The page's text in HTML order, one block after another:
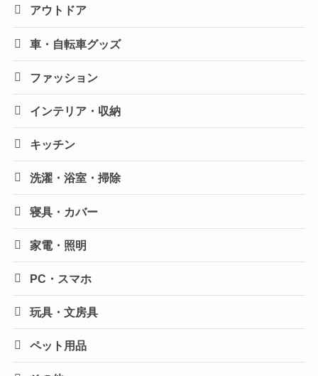
アウトドア
車・自転車グッズ
ファッション
インテリア・収納
キッチン
洗濯・浴室・掃除
寝具・カバー
家電・照明
PC・スマホ
玩具・文房具
ペット用品